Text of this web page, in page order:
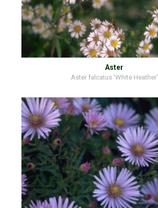
Aster
Aster falcatus 'White Heather'